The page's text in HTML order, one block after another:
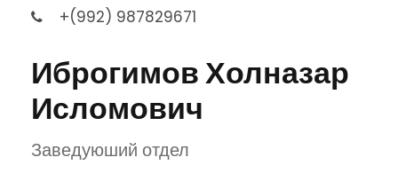
+(992) 987829671
Иброгимов Холназар
Исломович
Заведуюший отдел